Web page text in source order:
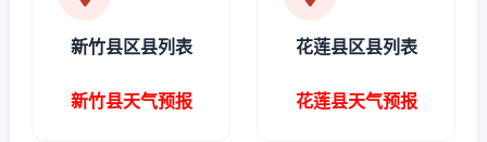
新竹县区县列表
新竹县天气预报
花莲县区县列表
花莲县天气预报